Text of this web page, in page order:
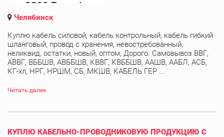
Челябинск
Куплю кабель силовой, кабель контрольный, кабель гибкий
шланговый, провод с хранения, невостребованный,
неликвид, остатки, новый, оптом, Дорого. Самовывоз ВВГ,
АВВГ, ВББШВ, АВББШВ, КВВГ, КВББШВ, ААШВ, ААБЛ, АСБ,
КГ-хл, НРГ, НРШМ, СБ, МКШВ, КАБЕЛЬ ГЕР ...
Читать далее
КУПЛЮ КАБЕЛЬНО-ПРОВОДНИКОВУЮ ПРОДУКЦИЮ С